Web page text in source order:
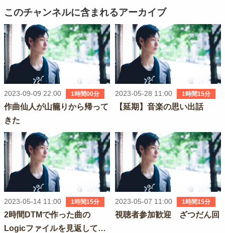
このチャンネルに含まれるアーカイブ
2023-09-09 22:00 1時間00分
作曲仙人が山籠りから帰って
きた
2023-05-28 11:00 1時間15分
【延期】音楽の思い出話
2023-05-14 11:00 1時間15分
2時間DTMで作った曲の
Logicファイルを見返してみ
2023-05-07 11:00 1時間15分
視聴者参加歓迎 ざつだん回